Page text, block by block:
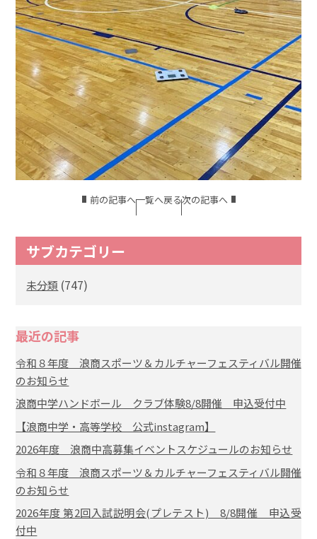
前の記事へ一覧へ戻る次の記事へ
サブカテゴリー
未分類 (747)
最近の記事
令和８年度 浪商スポーツ＆カルチャーフェスティバル開催
のお知らせ
浪商中学ハンドボール クラブ体験8/8開催 申込受付中
【浪商中学・高等学校 公式instagram】
2026年度 浪商中高募集イベントスケジュールのお知らせ
令和８年度 浪商スポーツ＆カルチャーフェスティバル開催
のお知らせ
2026年度 第2回入試説明会(プレテスト) 8/8開催 申込受
付中